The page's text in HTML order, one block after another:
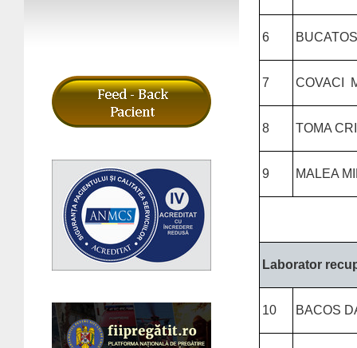
6
7 COVACI
8 TOMA
9 MALEA
Laborator
10 BACOS